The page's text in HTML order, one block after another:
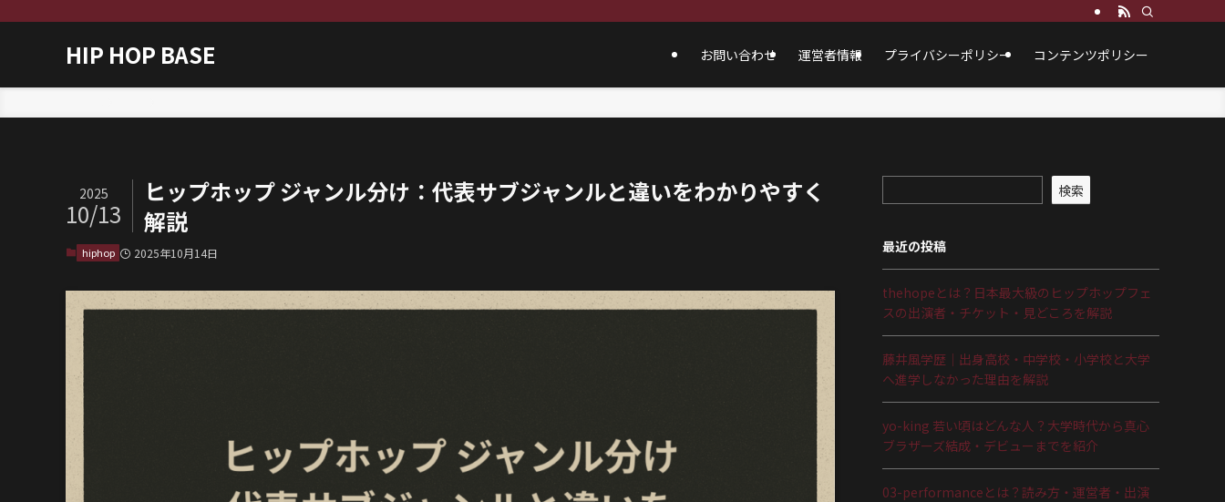
HIP HOP BASE お問い合わせ 運営者情報 プライバシーポリシー コンテンツポリシー
ヒップホップ ジャンル分け：代表サブジャンルと違いをわかりやすく
解説
2025
10/13
hiphop 2025年10月14日
検索
最近の投稿
thehopeとは？日本最大級のヒップホップフェ
スの出演者・チケット・見どころを解説
藤井風学歴｜出身高校・中学校・小学校と大学
へ進学しなかった理由を解説
yo-king 若い頃はどんな人？大学時代から真心
ブラザーズ結成・デビューまでを紹介
03-performanceとは？読み方・運営者・出演